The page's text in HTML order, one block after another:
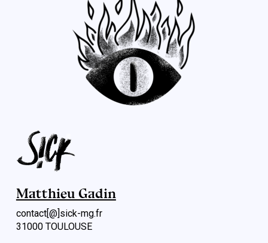
Matthieu Gadin
contact[@]sick-mg.fr
31000 TOULOUSE